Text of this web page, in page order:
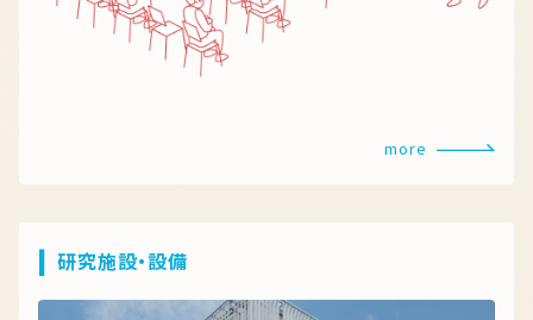
more
研究施設・設備